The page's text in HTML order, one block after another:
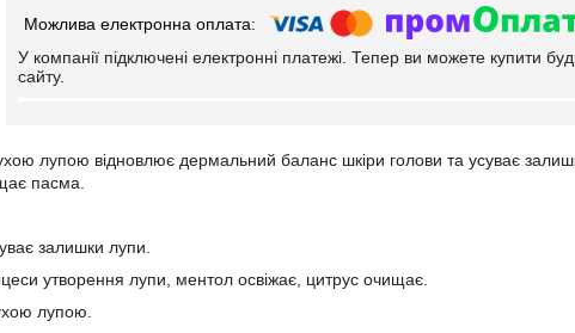
У компанії підключені електронні платежі. Тепер ви можете купити
сайту.
лупою відновлює дермальний баланс шкіри голови та усуває
пасма.
залишки лупи.
утворення лупи, ментол освіжає, цитрус очищає.
лупою.